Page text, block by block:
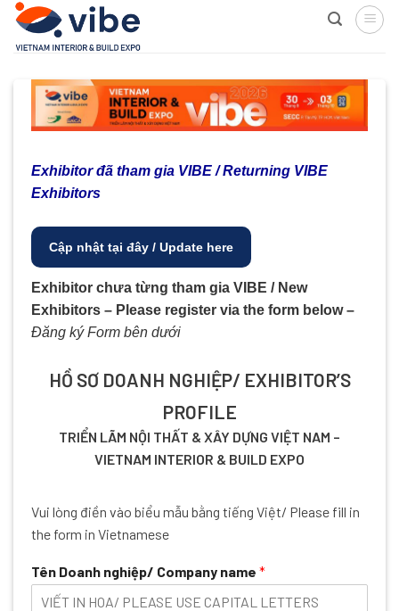
Skip
content
Exhibitor đã tham gia VIBE / Returning VIBE
Exhibitors
Cập nhật tại đây / Update here
Exhibitor chưa từng tham gia VIBE / New
Exhibitors – Please register via the form below –
Đăng ký Form bên dưới
HỒ SƠ DOANH NGHIỆP/ EXHIBITOR’S
PROFILE
TRIỂN LÃM NỘI THẤT & XÂY DỰNG VIỆT NAM –
VIETNAM INTERIOR & BUILD EXPO
Vui lòng điền vào biểu mẫu bằng tiếng Việt/ Please fill in
the form in Vietnamese
Tên Doanh nghiệp/ Company name *